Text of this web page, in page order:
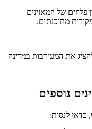
פלחים של המאזינים
מתוכנתים.
את המעורבות במדינה
נוספים
כדאי לנסות: